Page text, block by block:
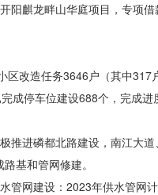
阳麒龙畔山华庭项目，专项
区改造任务3646户（其中317
成停车位建设688个，完成进
推进磷都北路建设，南江大
路基和管网修建。
管网建设：2023年供水管网